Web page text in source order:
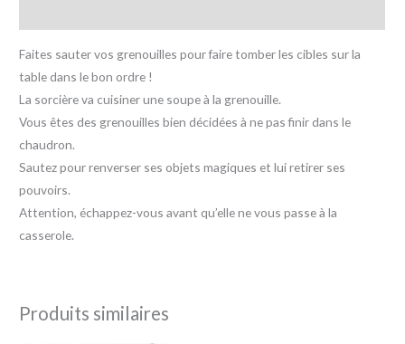
Faites sauter vos grenouilles pour faire tomber les cibles sur la
table dans le bon ordre !
La sorcière va cuisiner une soupe à la grenouille.
Vous êtes des grenouilles bien décidées à ne pas finir dans le
chaudron.
Sautez pour renverser ses objets magiques et lui retirer ses
pouvoirs.
Attention, échappez-vous avant qu’elle ne vous passe à la
casserole.
Produits similaires